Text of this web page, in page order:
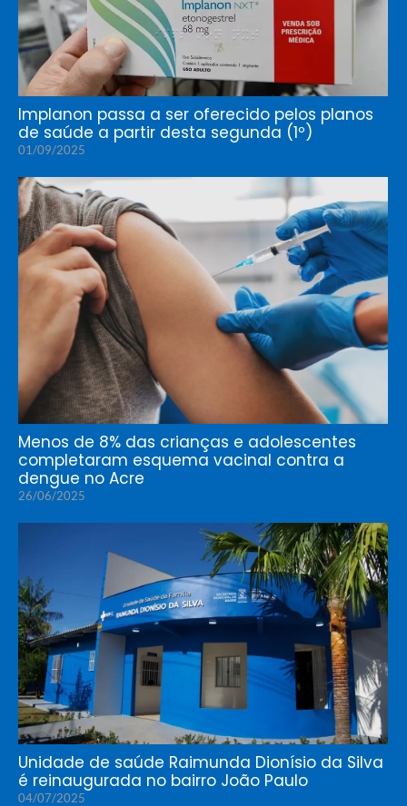
Implanon passa a ser oferecido pelos planos
de saúde a partir desta segunda (1º)
01/09/2025
Menos de 8% das crianças e adolescentes
completaram esquema vacinal contra a
dengue no Acre
26/06/2025
Unidade de saúde Raimunda Dionísio da Silva
é reinaugurada no bairro João Paulo
04/07/2025